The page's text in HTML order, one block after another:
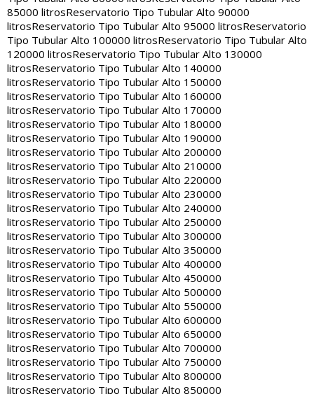
85000 litrosReservatorio Tipo Tubular Alto 90000
litrosReservatorio Tipo Tubular Alto 95000 litrosReservatorio
Tipo Tubular Alto 100000 litrosReservatorio Tipo Tubular Alto
120000 litrosReservatorio Tipo Tubular Alto 130000
litrosReservatorio Tipo Tubular Alto 140000
litrosReservatorio Tipo Tubular Alto 150000
litrosReservatorio Tipo Tubular Alto 160000
litrosReservatorio Tipo Tubular Alto 170000
litrosReservatorio Tipo Tubular Alto 180000
litrosReservatorio Tipo Tubular Alto 190000
litrosReservatorio Tipo Tubular Alto 200000
litrosReservatorio Tipo Tubular Alto 210000
litrosReservatorio Tipo Tubular Alto 220000
litrosReservatorio Tipo Tubular Alto 230000
litrosReservatorio Tipo Tubular Alto 240000
litrosReservatorio Tipo Tubular Alto 250000
litrosReservatorio Tipo Tubular Alto 300000
litrosReservatorio Tipo Tubular Alto 350000
litrosReservatorio Tipo Tubular Alto 400000
litrosReservatorio Tipo Tubular Alto 450000
litrosReservatorio Tipo Tubular Alto 500000
litrosReservatorio Tipo Tubular Alto 550000
litrosReservatorio Tipo Tubular Alto 600000
litrosReservatorio Tipo Tubular Alto 650000
litrosReservatorio Tipo Tubular Alto 700000
litrosReservatorio Tipo Tubular Alto 750000
litrosReservatorio Tipo Tubular Alto 800000
litrosReservatorio Tipo Tubular Alto 850000